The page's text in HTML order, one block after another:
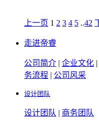
上一页 1 2 3 4 5 ..42
走进帝睿
公司简介 | 企业文化 |
务流程 | 公司风采
设计团队
设计团队 | 商务团队